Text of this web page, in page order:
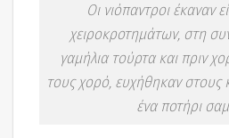
Οι νιόπαντροι έκαναν
χειροκροτημάτων, στη
γαμήλια τούρτα και πριν
τους χορό, ευχήθηκαν στους
ένα ποτήρι